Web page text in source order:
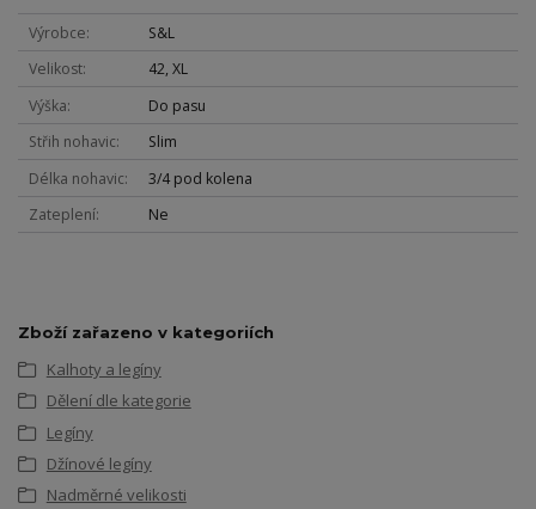
Výrobce
S&L
Velikost
42, XL
Výška
Do pasu
Střih nohavic
Slim
Délka nohavic
3/4 pod kolena
Zateplení
Ne
Zboží zařazeno v kategoriích
Kalhoty a legíny
Dělení dle kategorie
Legíny
Džínové legíny
Nadměrné velikosti